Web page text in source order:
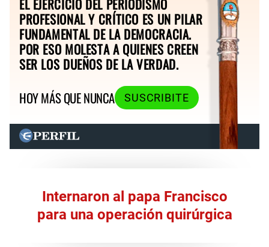
EL EJERCICIO DEL PERIODISMO
PROFESIONAL Y CRÍTICO ES UN PILAR
FUNDAMENTAL DE LA DEMOCRACIA.
POR ESO MOLESTA A QUIENES CREEN
SER LOS DUEÑOS DE LA VERDAD.
HOY MÁS QUE NUNCA
SUSCRIBITE
Internaron al papa Francisco
para una operación quirúrgica